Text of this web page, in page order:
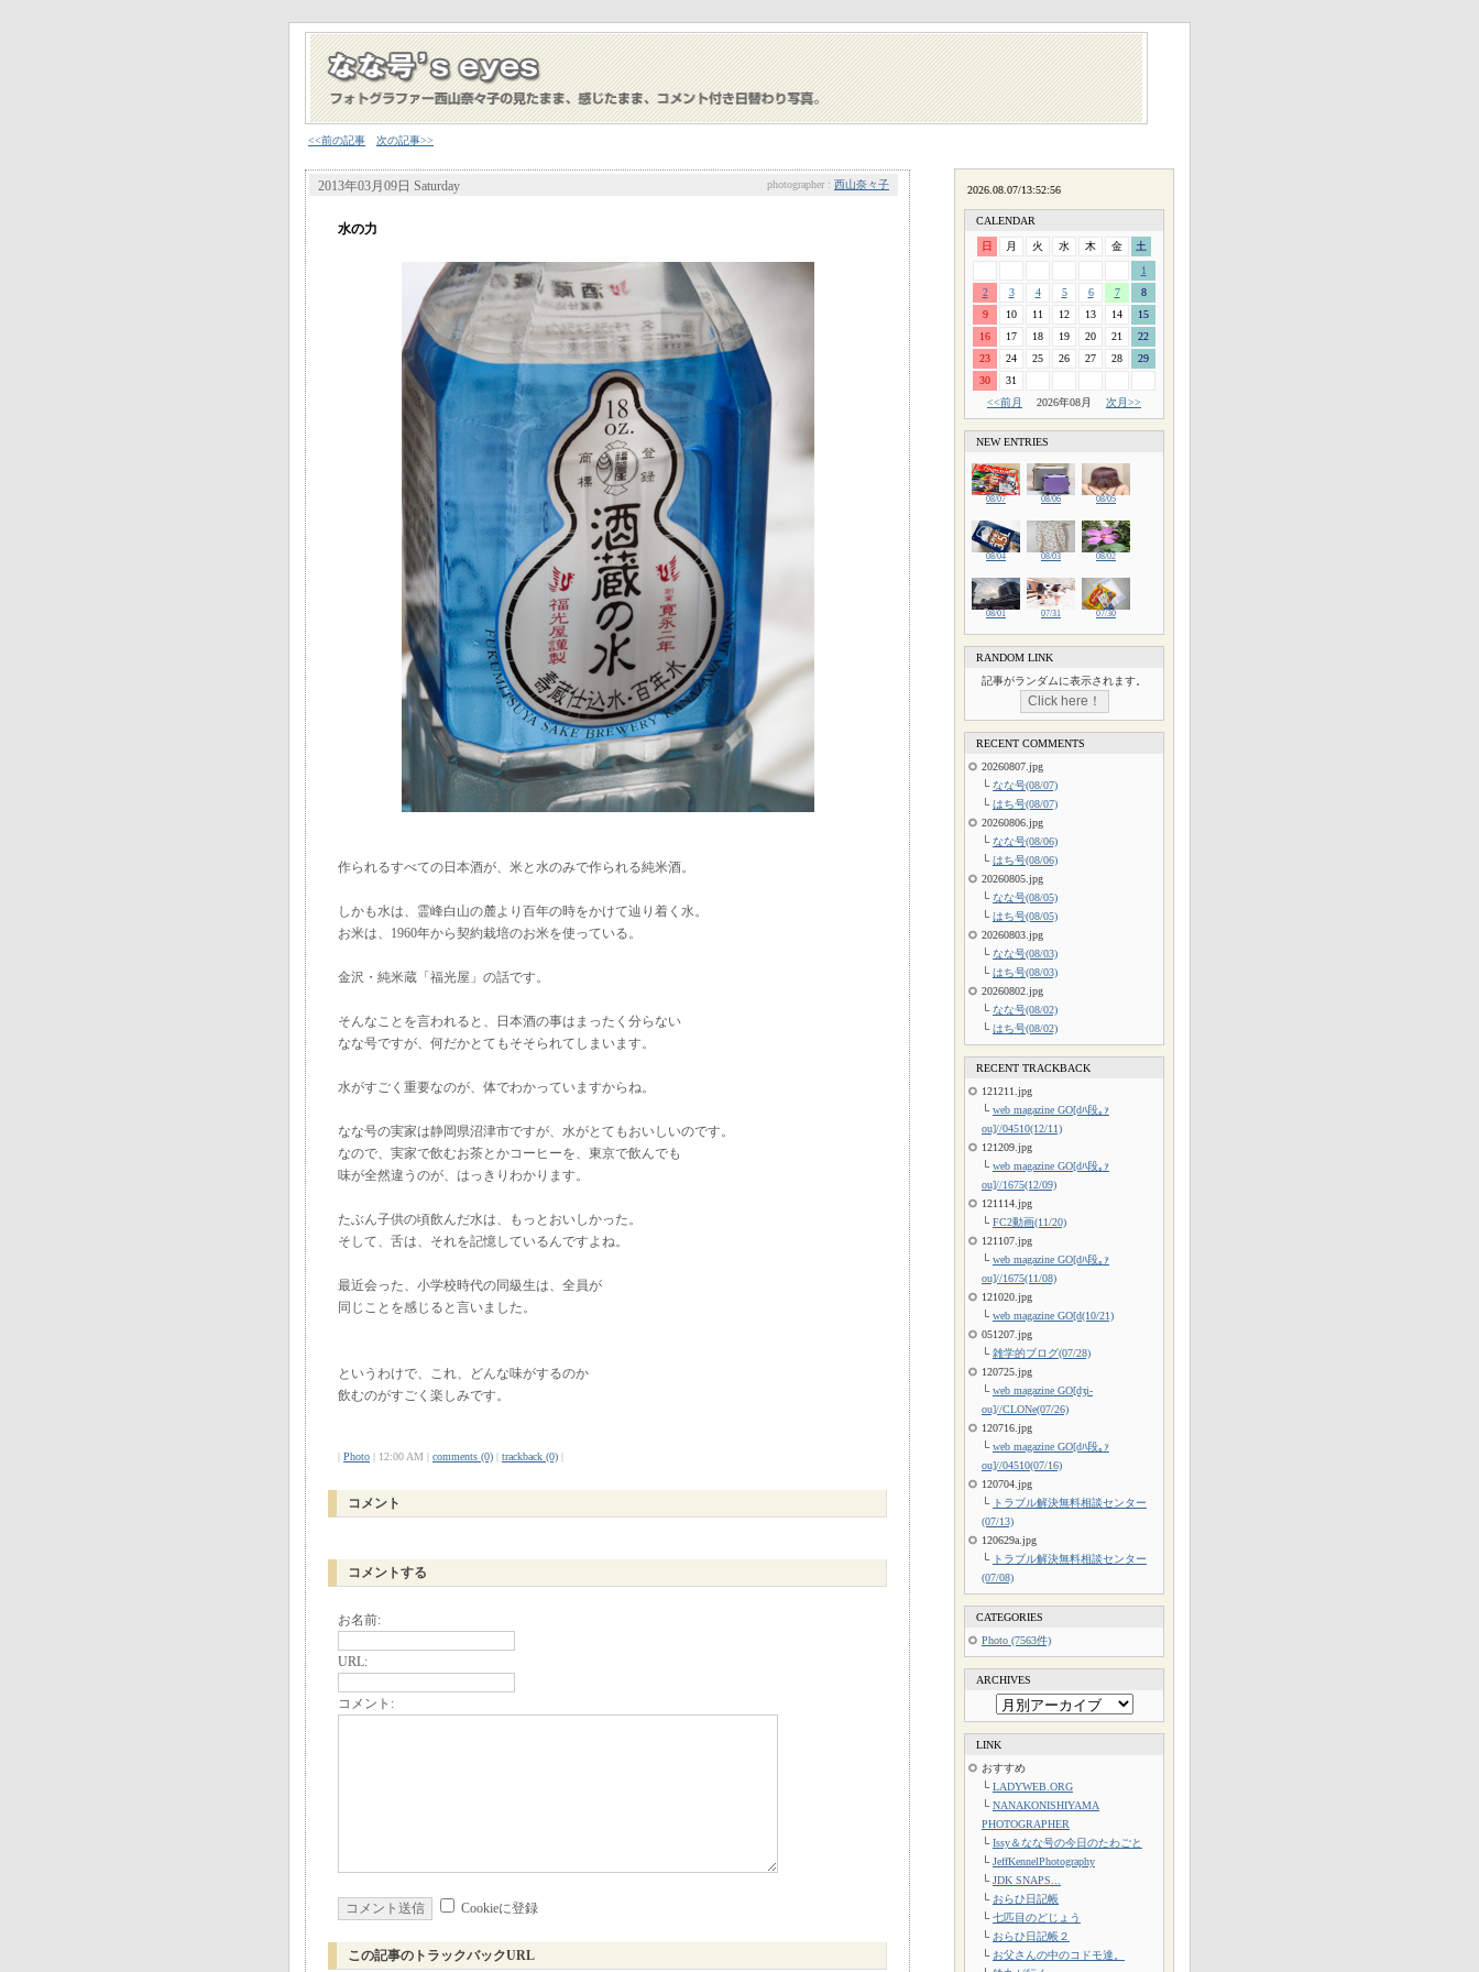
<<前の記事 次の記事>>
2013年03月09日 Saturday photographer : 西山奈々子
水の力
作られるすべての日本酒が、米と水のみで作られる純米酒。
しかも水は、霊峰白山の麓より百年の時をかけて辿り着く水。
お米は、1960年から契約栽培のお米を使っている。
金沢・純米蔵「福光屋」の話です。
そんなことを言われると、日本酒の事はまったく分らない
なな号ですが、何だかとてもそそられてしまいます。
水がすごく重要なのが、体でわかっていますからね。
なな号の実家は静岡県沼津市ですが、水がとてもおいしいのです。
なので、実家で飲むお茶とかコーヒーを、東京で飲んでも
味が全然違うのが、はっきりわかります。
たぶん子供の頃飲んだ水は、もっとおいしかった。
そして、舌は、それを記憶しているんですよね。
最近会った、小学校時代の同級生は、全員が
同じことを感じると言いました。
というわけで、これ、どんな味がするのか
飲むのがすごく楽しみです。
| Photo | 12:00 AM | comments (0) | trackback (0) |
コメント
コメントする
お名前:
URL:
コメント:
Cookieに登録
この記事のトラックバックURL
CALENDAR
日 月 火 水 木 金
土
1
2
3 4 5 6 7
8
9
10 11 12 13 14
15
16
17 18 19 20 21
22
23
24 25 26 27 28
29
30
31
<<前月
2026年08月 次月>>
NEW ENTRIES
08/07 08/06 08/05
08/04 08/03 08/02
08/01 07/31 07/30
RANDOM LINK
記事がランダムに表示されます。
RECENT COMMENTS
20260807.jpg
└ なな号(08/07)
└ はち号(08/07)
20260806.jpg
└ なな号(08/06)
└ はち号(08/06)
20260805.jpg
└ なな号(08/05)
└ はち号(08/05)
20260803.jpg
└ なな号(08/03)
└ はち号(08/03)
20260802.jpg
└ なな号(08/02)
└ はち号(08/02)
RECENT TRACKBACK
121211.jpg
└ web magazine GO[dﾊ段｡ｧ
ou]//04510(12/11)
121209.jpg
└ web magazine GO[dﾊ段｡ｧ
ou]//1675(12/09)
121114.jpg
└ FC2動画(11/20)
121107.jpg
└ web magazine GO[dﾊ段｡ｧ
ou]//1675(11/08)
121020.jpg
└ web magazine GO[d(10/21)
051207.jpg
└ 雑学的ブログ(07/28)
120725.jpg
└ web magazine GO[dʒi-
ou]//CLONe(07/26)
120716.jpg
└ web magazine GO[dﾊ段｡ｧ
ou]//04510(07/16)
120704.jpg
└ トラブル解決無料相談センター
(07/13)
120629a.jpg
└ トラブル解決無料相談センター
(07/08)
CATEGORIES
Photo (7563件)
ARCHIVES
LINK
おすすめ
└ LADYWEB.ORG
└ NANAKONISHIYAMA
PHOTOGRAPHER
└ Issy＆なな号の今日のたわごと
└ JeffKennelPhotography
└ JDK SNAPS...
└ おらひ日記帳
└ 七匹目のどじょう
└ おらひ日記帳２
└ お父さんの中のコドモ達。